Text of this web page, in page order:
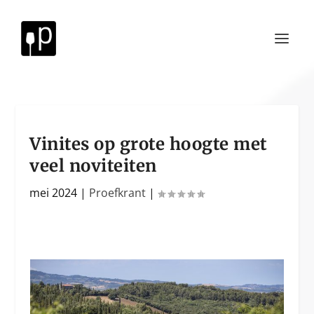
Vinites op grote hoogte met
veel noviteiten
mei 2024 | Proefkrant |